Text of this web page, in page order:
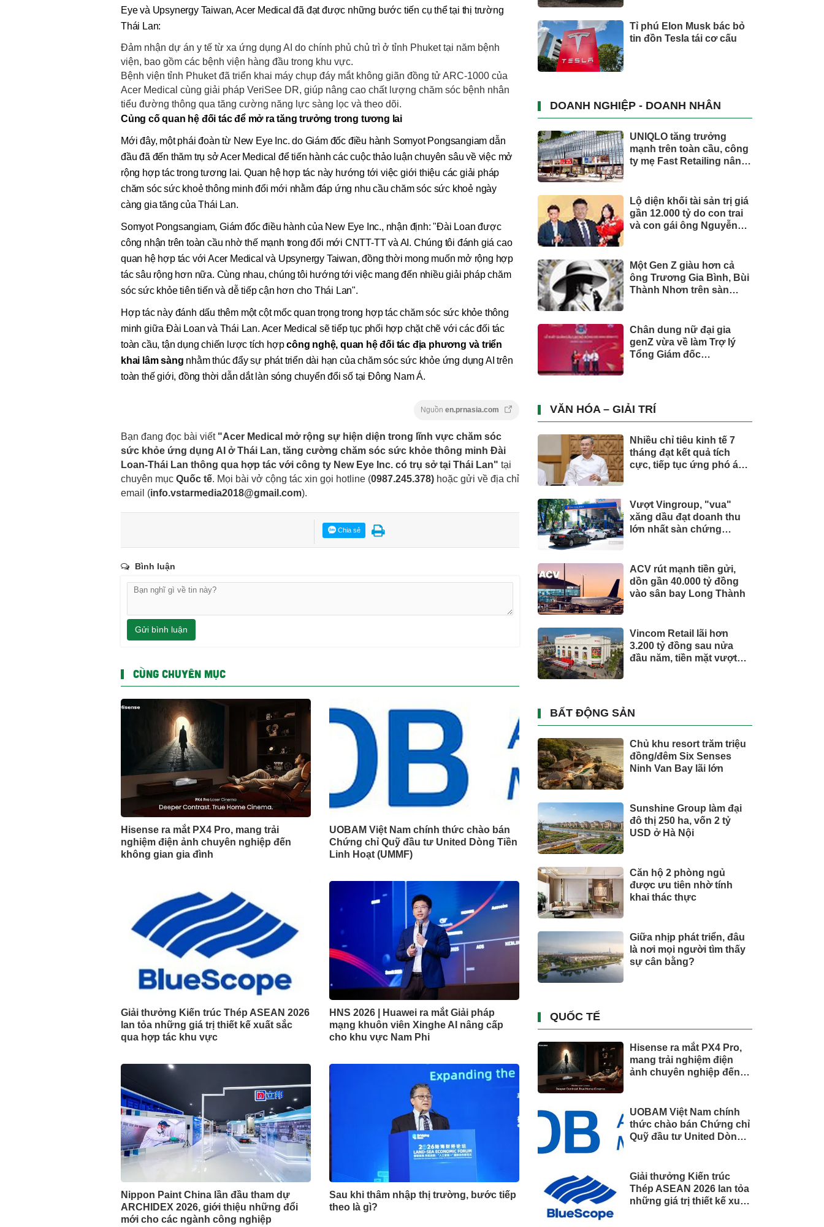
Eye và Upsynergy Taiwan, Acer Medical đã đạt được những bước tiến cụ thể tại thị trường
Thái Lan:
Đảm nhận dự án y tế từ xa ứng dụng AI do chính phủ chủ trì ở tỉnh Phuket tại năm bệnh
viện, bao gồm các bệnh viện hàng đầu trong khu vực.
Bệnh viện tỉnh Phuket đã triển khai máy chụp đáy mắt không giãn đồng tử ARC-1000 của
Acer Medical cùng giải pháp VeriSee DR, giúp nâng cao chất lượng chăm sóc bệnh nhân
tiểu đường thông qua tăng cường năng lực sàng lọc và theo dõi.
Củng cố quan hệ đối tác để mở ra tăng trưởng trong tương lai
Mới đây, một phái đoàn từ New Eye Inc. do Giám đốc điều hành Somyot Pongsangiam dẫn
đầu đã đến thăm trụ sở Acer Medical để tiến hành các cuộc thảo luận chuyên sâu về việc mở
rộng hợp tác trong tương lai. Quan hệ hợp tác này hướng tới việc giới thiệu các giải pháp
chăm sóc sức khoẻ thông minh đổi mới nhằm đáp ứng nhu cầu chăm sóc sức khoẻ ngày
càng gia tăng của Thái Lan.
Somyot Pongsangiam, Giám đốc điều hành của New Eye Inc., nhận định: "Đài Loan được
công nhận trên toàn cầu nhờ thế mạnh trong đổi mới CNTT-TT và AI. Chúng tôi đánh giá cao
quan hệ hợp tác với Acer Medical và Upsynergy Taiwan, đồng thời mong muốn mở rộng hợp
tác sâu rộng hơn nữa. Cùng nhau, chúng tôi hướng tới việc mang đến nhiều giải pháp chăm
sóc sức khỏe tiên tiến và dễ tiếp cận hơn cho Thái Lan".
Hợp tác này đánh dấu thêm một cột mốc quan trọng trong hợp tác chăm sóc sức khỏe thông
minh giữa Đài Loan và Thái Lan. Acer Medical sẽ tiếp tục phối hợp chặt chẽ với các đối tác
toàn cầu, tận dụng chiến lược tích hợpcông nghệ, quan hệ đối tác địa phương và triển
khai lâm sàng nhằm thúc đẩy sự phát triển dài hạn của chăm sóc sức khỏe ứng dụng AI trên
toàn thế giới, đồng thời dẫn dắt làn sóng chuyển đổi số tại Đông Nam Á.
Nguồn en.prnasia.com
Bạn đang đọc bài viết "Acer Medical mở rộng sự hiện diện trong lĩnh vực chăm sóc
sức khỏe ứng dụng AI ở Thái Lan, tăng cường chăm sóc sức khỏe thông minh Đài
Loan-Thái Lan thông qua hợp tác với công ty New Eye Inc. có trụ sở tại Thái Lan" tại
chuyên mục Quốc tế. Mọi bài vở cộng tác xin gọi hotline (0987.245.378) hoặc gửi về địa chỉ
email (info.vstarmedia2018@gmail.com).
Chia sẻ
Bình luận
Gửi bình luận
CÙNG CHUYÊN MỤC
Hisense ra mắt PX4 Pro, mang trải
nghiệm điện ảnh chuyên nghiệp đến
không gian gia đình
UOBAM Việt Nam chính thức chào bán
Chứng chỉ Quỹ đầu tư United Dòng Tiền
Linh Hoạt (UMMF)
Giải thưởng Kiến trúc Thép ASEAN 2026
lan tỏa những giá trị thiết kế xuất sắc
qua hợp tác khu vực
HNS 2026 | Huawei ra mắt Giải pháp
mạng khuôn viên Xinghe AI nâng cấp
cho khu vực Nam Phi
Nippon Paint China lần đầu tham dự
ARCHIDEX 2026, giới thiệu những đổi
mới cho các ngành công nghiệp
Sau khi thâm nhập thị trường, bước tiếp
theo là gì?
Tỉ phú Elon Musk bác bỏ
tin đồn Tesla tái cơ cấu
DOANH NGHIỆP - DOANH NHÂN
UNIQLO tăng trưởng
mạnh trên toàn cầu, công
ty mẹ Fast Retailing nâng
Lộ diện khối tài sản trị giá
gần 12.000 tỷ do con trai
và con gái ông Nguyễn
Một Gen Z giàu hơn cả
ông Trương Gia Bình, Bùi
Thành Nhơn trên sàn
Chân dung nữ đại gia
genZ vừa về làm Trợ lý
Tổng Giám đốc
trụ, nắm giữ khối tài sản
hàng nghìn tỷ
VĂN HÓA – GIẢI TRÍ
Nhiều chỉ tiêu kinh tế 7
tháng đạt kết quả tích
cực, tiếp tục ứng phó áp
Vượt Vingroup, "vua"
xăng dầu đạt doanh thu
lớn nhất sàn chứng
ACV rút mạnh tiền gửi,
dồn gần 40.000 tỷ đồng
vào sân bay Long Thành
Vincom Retail lãi hơn
3.200 tỷ đồng sau nửa
đầu năm, tiền mặt vượt
BẤT ĐỘNG SẢN
Chủ khu resort trăm triệu
đồng/đêm Six Senses
Ninh Van Bay lãi lớn
Sunshine Group làm đại
đô thị 250 ha, vốn 2 tỷ
USD ở Hà Nội
Căn hộ 2 phòng ngủ
được ưu tiên nhờ tính
khai thác thực
Giữa nhịp phát triển, đâu
là nơi mọi người tìm thấy
sự cân bằng?
QUỐC TẾ
Hisense ra mắt PX4 Pro,
mang trải nghiệm điện
ảnh chuyên nghiệp đến
UOBAM Việt Nam chính
thức chào bán Chứng chỉ
Quỹ đầu tư United Dòng
Giải thưởng Kiến trúc
Thép ASEAN 2026 lan tỏa
những giá trị thiết kế xuất